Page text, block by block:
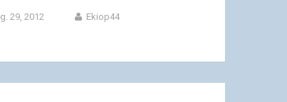
29, 2012 Ekiop44